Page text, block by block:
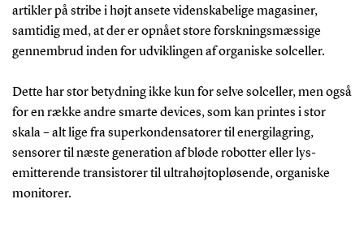
artikler på stribe i højt ansete videnskabelige magasiner,
samtidig med, at der er opnået store forskningsmæssige
gennembrud inden for udviklingen af organiske solceller.
Dette har stor betydning ikke kun for selve solceller, men også
for en række andre smarte devices, som kan printes i stor
skala – alt lige fra superkondensatorer til energilagring,
sensorer til næste generation af bløde robotter eller lys-
emitterende transistorer til ultrahøjtopløsende, organiske
monitorer.